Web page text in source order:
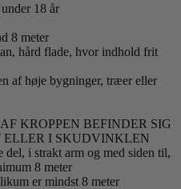
18 år
8 meter
hård flade, hvor indhold frit
af høje bygninger, træer eller
KROPPEN BEFINDER SIG
I SKUDVINKLEN
i strakt arm og med siden til,
8 meter
er mindst 8 meter